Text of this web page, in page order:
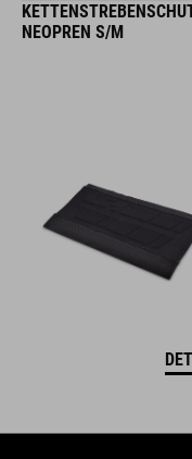
NEOPREN S/M